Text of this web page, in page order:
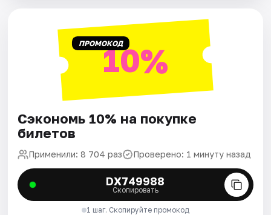
ПРОМОКОД10%
Сэкономь 10% на покупке
билетов
Применили: 8 704 раз Проверено: 1 минуту назад
DX749988
Скопировать
1 шаг. Скопируйте промокод